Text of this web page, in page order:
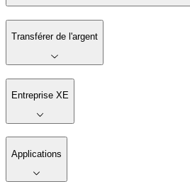
Transférer de l'argent
Entreprise XE
Applications